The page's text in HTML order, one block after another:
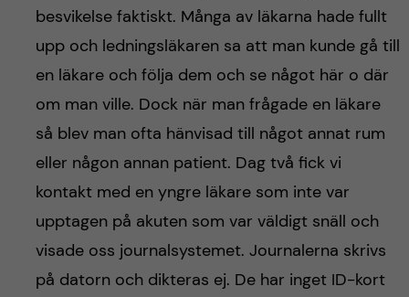
besvikelse faktiskt. Många av läkarna hade fullt
upp och ledningsläkaren sa att man kunde gå till
en läkare och följa dem och se något här o där
om man ville. Dock när man frågade en läkare
så blev man ofta hänvisad till något annat rum
eller någon annan patient. Dag två fick vi
kontakt med en yngre läkare som inte var
upptagen på akuten som var väldigt snäll och
visade oss journalsystemet. Journalerna skrivs
på datorn och dikteras ej. De har inget ID-kort